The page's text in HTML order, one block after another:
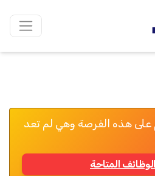
على هذه الفرصة وهي لم تعد
المتاحة